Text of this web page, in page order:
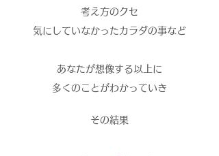
考え方のクセ
気にしていなかったカラダの事など
あなたが想像する以上に
多くのことがわかっていき
その結果